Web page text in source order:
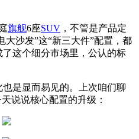
旗舰6座SUV ，不管是产品定
大沙发”这“新三大件”配置，都
这个细分市场里，公认的标
是显而易见的。
上次咱们聊
说说核心配置的升级：